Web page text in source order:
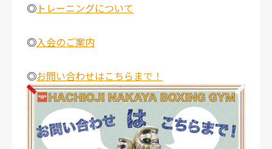
◎ トレーニングについて
◎入会のご案内
◎お問い合わせはこちらまで！